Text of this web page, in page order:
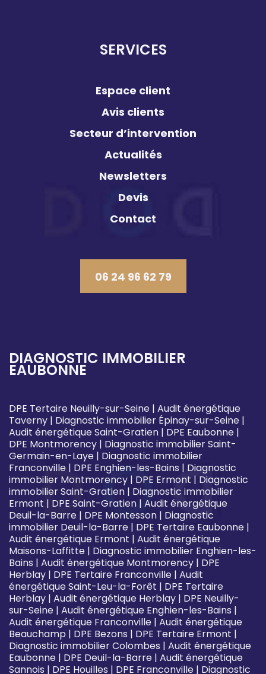
SERVICES
Espace client
Avis clients
Secteur d’intervention
Actualités
Newsletters
Devis
Contact
06 24 96 62 79
DIAGNOSTIC IMMOBILIER
EAUBONNE
DPE Tertaire Neuilly-sur-Seine | Audit énergétique
Taverny | Diagnostic immobilier Épinay-sur-Seine |
Audit énergétique Saint-Gratien | DPE Eaubonne |
DPE Montmorency | Diagnostic immobilier Saint-
Germain-en-Laye | Diagnostic immobilier
Franconville | DPE Enghien-les-Bains | Diagnostic
immobilier Montmorency | DPE Ermont | Diagnostic
immobilier Saint-Gratien | Diagnostic immobilier
Ermont | DPE Saint-Gratien | Audit énergétique
Deuil-la-Barre | DPE Montesson | Diagnostic
immobilier Deuil-la-Barre | DPE Tertaire Eaubonne |
Audit énergétique Ermont | Audit énergétique
Maisons-Laffitte | Diagnostic immobilier Enghien-les-
Bains | Audit énergétique Montmorency | DPE
Herblay | DPE Tertaire Franconville | Audit
énergétique Saint-Leu-la-Forêt | DPE Tertaire
Herblay | Audit énergétique Herblay | DPE Neuilly-
sur-Seine | Audit énergétique Enghien-les-Bains |
Audit énergétique Franconville | Audit énergétique
Beauchamp | DPE Bezons | DPE Tertaire Ermont |
Diagnostic immobilier Colombes | Audit énergétique
Eaubonne | DPE Deuil-la-Barre | Audit énergétique
Sannois | DPE Houilles | DPE Franconville | Diagnostic